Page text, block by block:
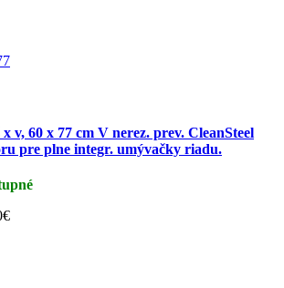
v, 60 x 77 cm V nerez. prev. CleanSteel
pre plne integr. umývačky riadu.